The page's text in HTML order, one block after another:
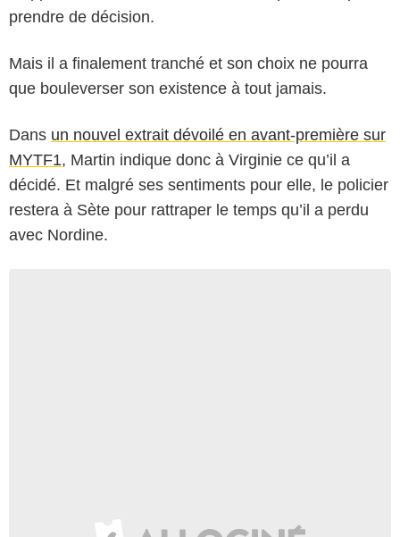
prendre de décision.
Mais il a finalement tranché et son choix ne pourra
que bouleverser son existence à tout jamais.
Dans un nouvel extrait dévoilé en avant-première sur
MYTF1, Martin indique donc à Virginie ce qu’il a
décidé. Et malgré ses sentiments pour elle, le policier
restera à Sète pour rattraper le temps qu’il a perdu
avec Nordine.